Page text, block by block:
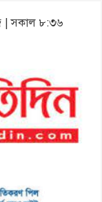
| সকাল ৮:৩৬